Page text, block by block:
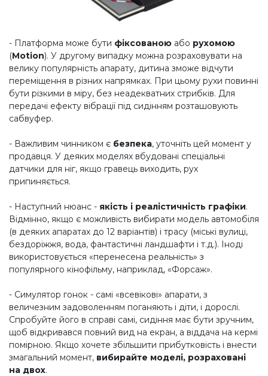
- Платформа може бути фіксованою або рухомою
(Motion). У другому випадку можна розраховувати на
велику популярність апарату, дитина зможе відчути
переміщення в різних напрямках. При цьому рухи повинні
бути різкими в міру, без неадекватних стрибків. Для
передачі ефекту вібрації під сидінням розташовують
сабвуфер.
- Важливим чинником є ​​ безпека, уточніть цей момент у
продавця. У деяких моделях вбудовані спеціальні
датчики для ніг, якщо гравець виходить, рух
припиняється.
- Наступний нюанс - якість і реалістичність графіки.
Відмінно, якщо є можливість вибирати модель автомобіля
(в деяких апаратах до 12 варіантів) і трасу (міські вулиці,
бездоріжжя, вода, фантастичні ландшафти і т.д.). Іноді
використовується «перенесена реальність» з
популярного кінофільму, наприклад, «Форсаж».
- Симулятор гонок - самі «всевікові» апарати, з
величезним задоволенням поганяють і діти, і дорослі.
Спробуйте його в справі самі, сидіння має бути зручним,
щоб відкривався повний вид на екран, а віддача на кермі
помірною. Якщо хочете збільшити прибутковість і внести
змагальний момент, вибирайте моделі, розраховані
на двох.